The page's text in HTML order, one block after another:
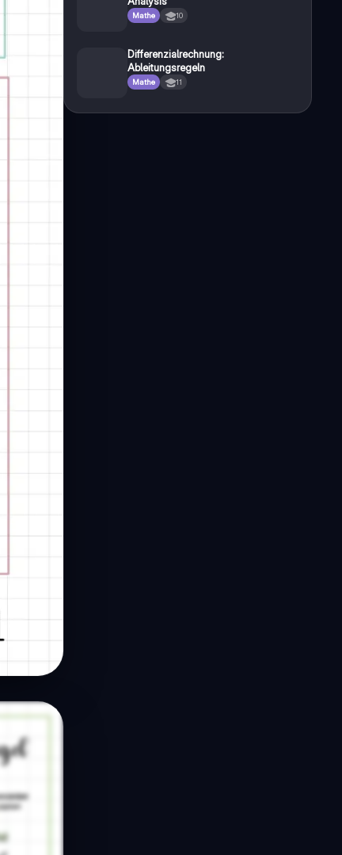
Mathe 10
Differenzialrechnung:
Ableitungsregeln
Mathe 11